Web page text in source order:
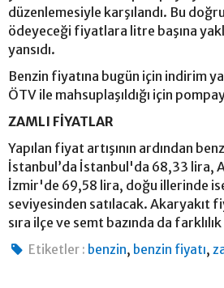
düzenlemesiyle karşılandı. Bu
ödeyeceği fiyatlara litre başına
yansıdı.
Benzin fiyatına bugün için indirim
ÖTV ile mahsuplaşıldığı için
ZAMLI FİYATLAR
Yapılan fiyat artışının ardından
İstanbul’da İstanbul'da 68,33 lira,
İzmir'de 69,58 lira, doğu illerinde
seviyesinden satılacak. Akaryakıt
sıra ilçe ve semt bazında da
Etiketler : benzin, benzin fiyatı,